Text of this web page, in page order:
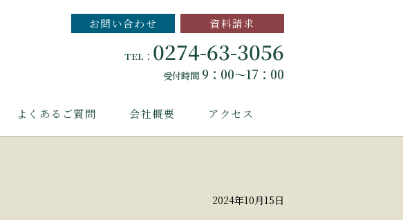
お問い合わせ 資料請求
TEL： 0274-63-3056
受付時間 9：00～17：00
よくあるご質問 会社概要 アクセス
2024年10月15日